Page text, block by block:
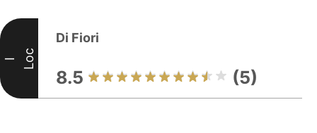
I Loc
Di Fiori
8.5 (5)